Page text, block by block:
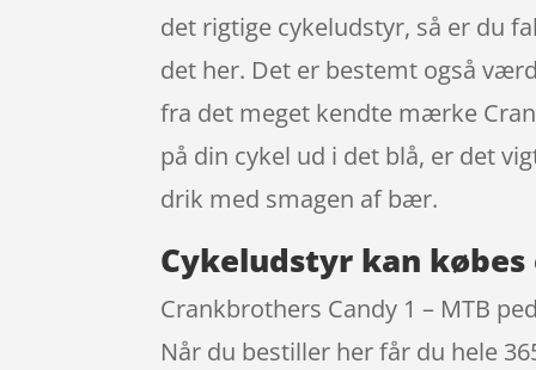
det rigtige cykeludstyr, så er du
det her. Det er bestemt også
fra det meget kendte mærke
på din cykel ud i det blå, er det
drik med smagen af bær.
Cykeludstyr kan
Crankbrothers Candy 1 – MTB
Når du bestiller her får du hele